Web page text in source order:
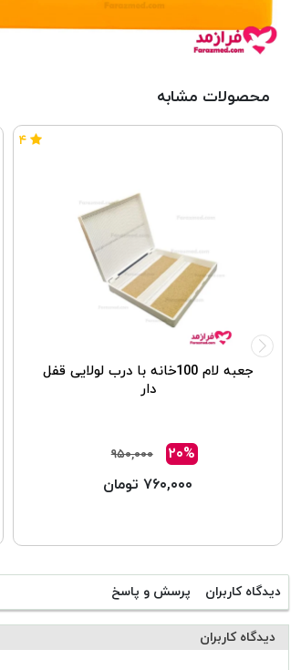
محصولات مشابه
جعبه لام 100خانه با درب لولایی قفل
دار
۲۰% ۹۵۰,۰۰۰
۷۶۰,۰۰۰ تومان
۴
دیدگاه کاربران پرسش و پاسخ
دیدگاه کاربران